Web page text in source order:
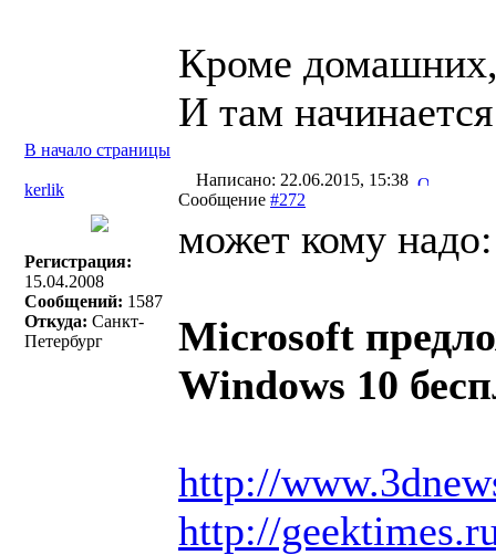
Кроме
И там
В начало страницы
kerlik
Написано: 22.06.2015, 15:38
Сообщение #272
Регистрация:
15.04.2008
Сообщений: 1587
Откуда: Санкт-
Петербург
может кому надо:
Microsoft
Windows 10
http://
http://